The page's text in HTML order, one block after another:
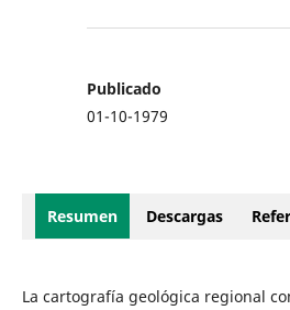
Publicado
01-10-1979
Resumen Descargas
La cartografía geológica regional